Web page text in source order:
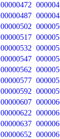
00000472
00000487
00000502
00000517
00000532
00000547
00000562
00000577
00000592
00000607
00000622
00000637
00000652